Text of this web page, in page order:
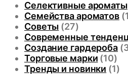
Селективные ароматы
Семейства ароматов
Советы (27)
Современные
Создание гардероба
Торговые марки (10)
Тренды и новинки (1)